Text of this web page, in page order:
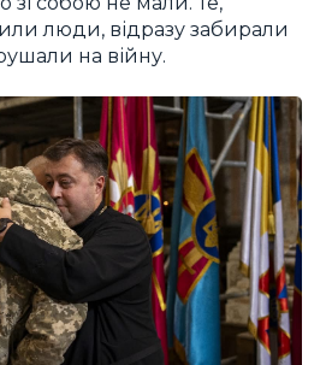
люди, відразу забирали
на війну.